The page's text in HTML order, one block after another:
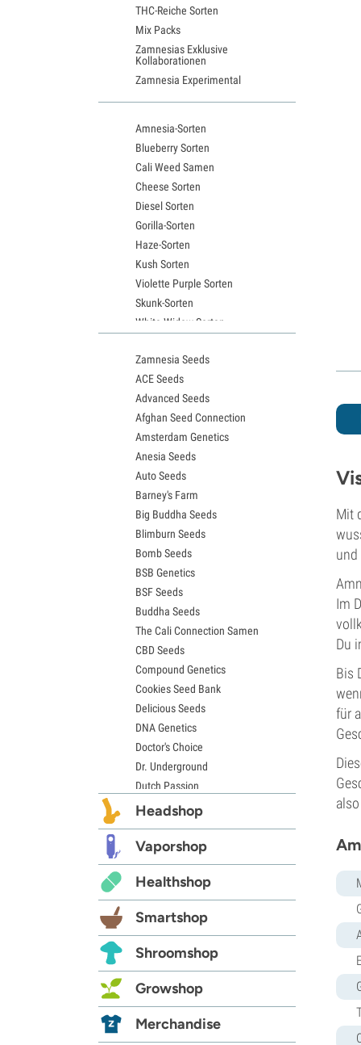
Mit
Im
Du
Bis
für
THC-Reiche Sorten
Mix Packs
Zamnesias Exklusive
Kollaborationen
Zamnesia Experimental
Amnesia-Sorten
Blueberry Sorten
Cali Weed Samen
Cheese Sorten
Diesel Sorten
Gorilla-Sorten
Haze-Sorten
Kush Sorten
Violette Purple Sorten
Skunk-Sorten
White Widow Sorten
Granddaddy Purple Samen
OG Kush Samen
Blue Dream Samen
Lemon Haze Samen
Bruce Banner Samen
Gelato Samen
Sour Diesel Samen
Jack Herer Samen
Girl Scout Cookies Samen
Wedding Cake Samen
Zkittlez Samen
Pineapple Express Samen
Chemdawg Samen
Hindu Kush Samen
Mimosa Samen
Zamnesia Seeds
ACE Seeds
Advanced Seeds
Afghan Seed Connection
Amsterdam Genetics
Anesia Seeds
Auto Seeds
Barney's Farm
Big Buddha Seeds
Blimburn Seeds
Bomb Seeds
BSB Genetics
BSF Seeds
Buddha Seeds
The Cali Connection Samen
CBD Seeds
Compound Genetics
Cookies Seed Bank
Delicious Seeds
DNA Genetics
Doctor's Choice
Dr. Underground
Dutch Passion
Elite Seeds
Exotic Seed
Expert Seeds
FastBuds
Female Seeds
French Touch Seeds
Garden of Green
GeneSeeds
G13 Labs
Grass-O-Matic
Headshop
Vaporshop
Healthshop
Smartshop
Shroomshop
Growshop
Merchandise